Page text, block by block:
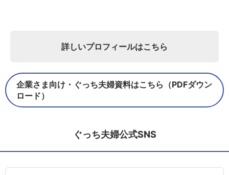
詳しいプロフィールはこちら
企業さま向け・ぐっち夫婦資料はこちら（PDFダウン
ロード）
ぐっち夫婦公式SNS